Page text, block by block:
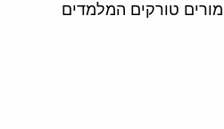
טורקים המלמדים